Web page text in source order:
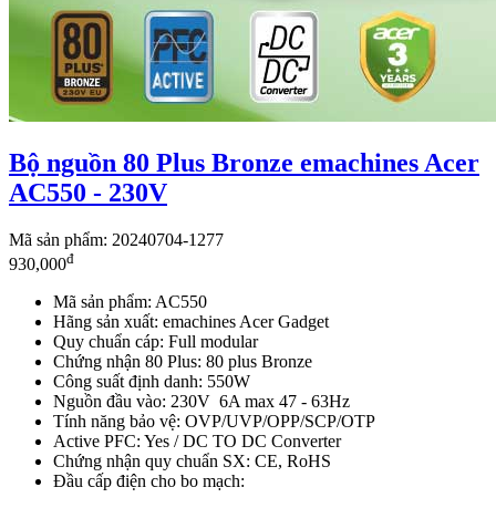
Bộ nguồn 80 Plus Bronze emachines Acer
AC550 - 230V
Mã sản phẩm: 20240704-1277
930,000đ
Mã sản phẩm: AC550
Hãng sản xuất: emachines Acer Gadget
Quy chuẩn cáp: Full modular
Chứng nhận 80 Plus: 80 plus Bronze
Công suất định danh: 550W
Nguồn đầu vào: 230V 6A max 47 - 63Hz
Tính năng bảo vệ: OVP/UVP/OPP/SCP/OTP
Active PFC: Yes / DC TO DC Converter
Chứng nhận quy chuẩn SX: CE, RoHS
Đầu cấp điện cho bo mạch: